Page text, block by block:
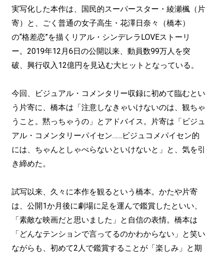
実写化した本作は、国民的スーパースター・綾瀬楓（片
寄）と、ごく普通の女子高生・花澤日奈々（橋本）
の“格差恋”を描くリアル・シンデレラLOVEストーリ
ー。2019年12月6日の公開以来、動員数99万人を突
破、興行収入12億円を見込む大ヒットとなっている。
今回、ビジュアル・コメンタリー収録に初めて臨むとい
う片寄に、橋本は「注意しなきゃいけないのは、観ちゃ
うこと。黙っちゃうの」とアドバイス。片寄は「ビジュ
アル・コメンタリーパイセン……ビジュコメパイセン的
には、ちゃんとしゃべらないといけないと」と、気を引
き締めた。
試写以来、久々に本作を観るという橋本。かたや片寄
は、公開1か月後に劇場に足を運んで鑑賞したといい、
「素敵な映画だと思いました」と自信の表情。橋本は
「どんなテンションで言ってるのかわからない」と笑い
ながらも、初めて2人で鑑賞することが「楽しみ」と期